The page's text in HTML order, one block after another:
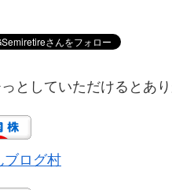
としていただけるとあ
ブログ村